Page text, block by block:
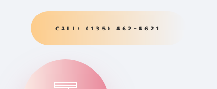
CALL: (135) 462-4621